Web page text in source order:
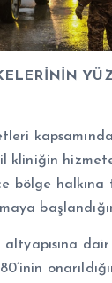
kliniğin hizmete
bölge halkına